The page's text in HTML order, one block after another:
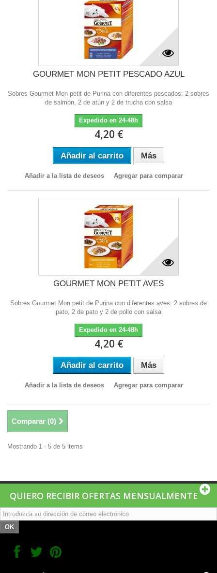
GOURMET MON PETIT PESCADO AZUL
Sobres Gourmet Mon petit de Purina con diferentes pescados: 2 sobres
de salmón, 2 de atún y 2 de trucha con salsa
Expedido en 24-48h
4,20 €
Añadir al carrito Más
Añadir a la lista de deseos Agregar para comparar
GOURMET MON PETIT AVES
Sobres Gourmet Mon petit de Purina con diferentes aves: 2 sobres de
pato, 2 de pato y 2 de pollo con salsa
Expedido en 24-48h
4,20 €
Añadir al carrito Más
Añadir a la lista de deseos Agregar para comparar
Comparar (0)
Mostrando 1 - 5 de 5 items
QUIERO RECIBIR OFERTAS MENSUALMENTE
OK